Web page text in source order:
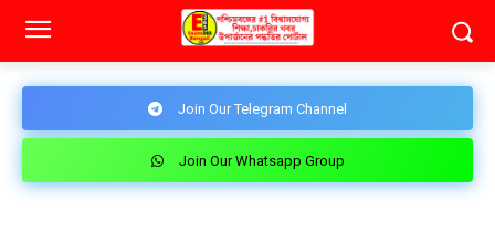
Join Our Telegram Channel
Join Our Whatsapp Group